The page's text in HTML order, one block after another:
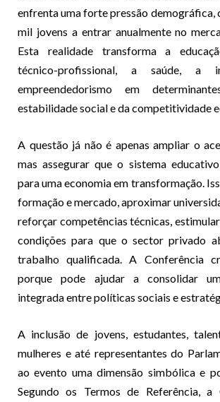
enfrenta uma forte pressão demográfica,
mil jovens a entrar anualmente no
Esta realidade transforma a
técnico-profissional, a saúde, a
empreendedorismo em
estabilidade social e da competitividade
A questão já não é apenas ampliar o
mas assegurar que o sistema
para uma economia em transformação.
formação e mercado, aproximar
reforçar competências técnicas,
condições para que o sector privado
trabalho qualificada. A Conferência
porque pode ajudar a consolidar
integrada entre políticas sociais e
A inclusão de jovens, estudantes,
mulheres e até representantes do
ao evento uma dimensão simbólica e
Segundo os Termos de Referência, a